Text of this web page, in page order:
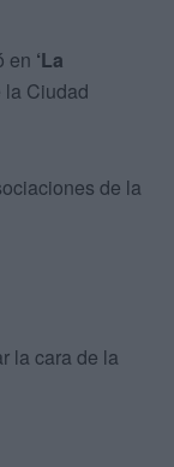
en ‘La
la Ciudad
de la
la cara de la